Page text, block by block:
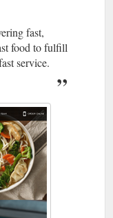
fast,
food to fulfill
service.